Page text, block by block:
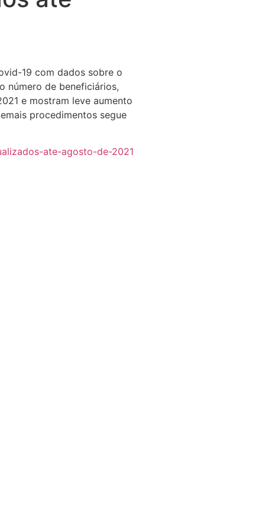
19 com dados sobre o
número de beneficiários,
e mostram leve aumento
procedimentos segue
ate-agosto-de-2021